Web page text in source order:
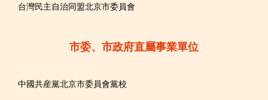
台灣民主自治同盟北京市委員會
市委、市政府直屬事業單位
中國共産黨北京市委員會黨校